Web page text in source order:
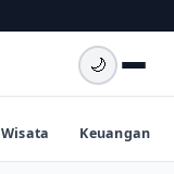
🌙
Wisata Keuangan